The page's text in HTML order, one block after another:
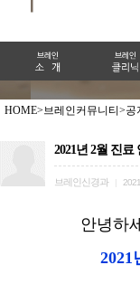
HOME>브레인커뮤니티>공
2021년 2월 진료
브레인신경과
안녕하
2021